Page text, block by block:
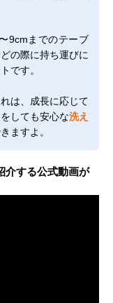
9cmまでのテーブ
の際に持ち運びに
です。
は、成長に応じて
しても安心な洗え
ますよ。
介する公式動画が